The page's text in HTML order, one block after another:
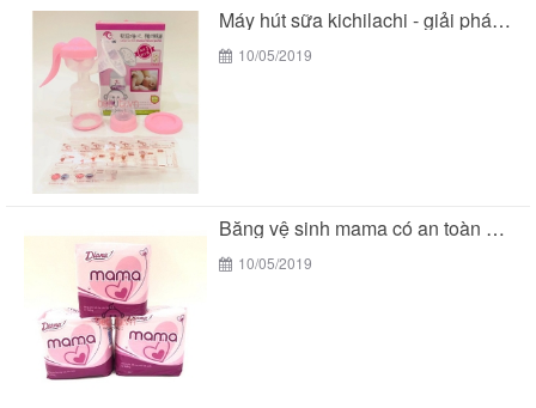
Máy hút sữa kichilachi - giải pháp tối ưu...
10/05/2019
Băng vệ sinh mama có an toàn cho các...
10/05/2019